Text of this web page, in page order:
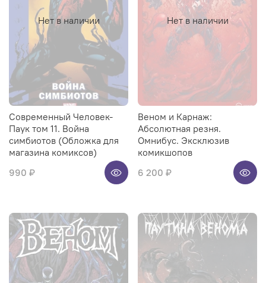
Нет в наличии
Современный Человек-
Паук том 11. Война
симбиотов (Обложка для
магазина комиксов)
990 ₽
Нет в наличии
Веном и Карнаж:
Абсолютная резня.
Омнибус. Эксклюзив
комикшопов
6 200 ₽